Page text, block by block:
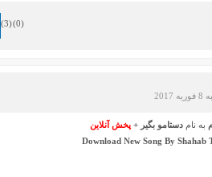
(
0
)
(
3
)
به نام دستامو بگیر + پخش آنلاین
Download New Song ByShahab